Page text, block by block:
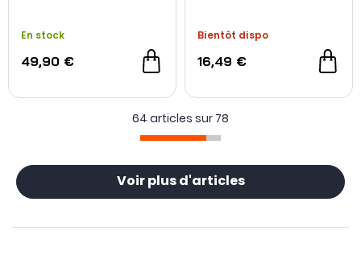
En stock
49,90 €
Bientôt dispo
16,49 €
64 articles sur 78
Voir plus d'articles